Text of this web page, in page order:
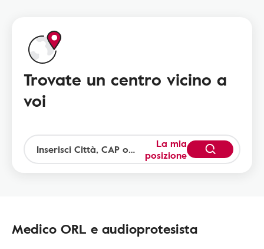
Trovate un centro vicino a
voi
La mia
posizione
Medico ORL e audioprotesista